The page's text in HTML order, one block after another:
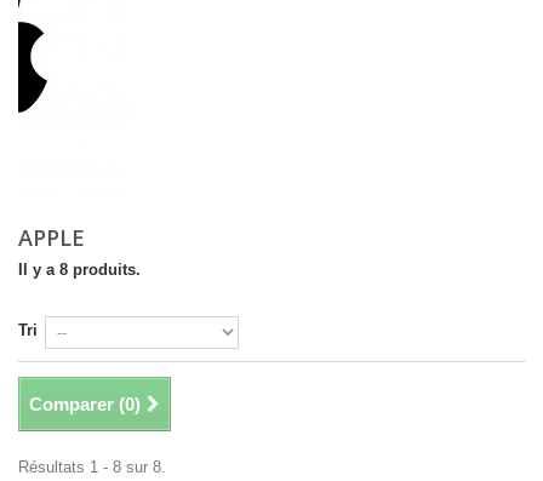
APPLE
Il y a 8 produits.
Tri
Comparer (0)
Résultats 1 - 8 sur 8.